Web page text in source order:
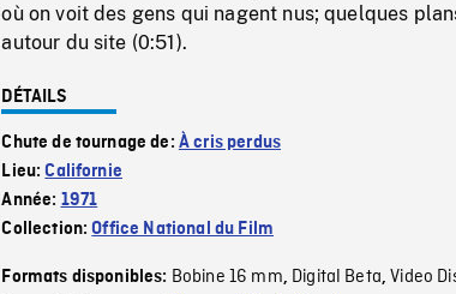
où on voit des gens qui nagent nus; quelques
autour du site (0:51).
DÉTAILS
Chute de tournage de: À cris perdus
Lieu:Californie
Année: 1971
Collection:Office National du Film
Formats disponibles: Bobine 16 mm, Digital Beta,Video